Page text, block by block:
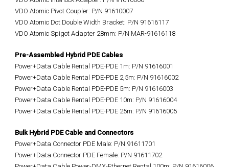
VDO Atomic Pivot Coupler: P/N 91610007
VDO Atomic Dot Double Width Bracket: P/N 91616117
VDO Atomic Spigot Adapter 28mm: P/N MAR-91616118
Pre-Assembled Hybrid PDE Cables
Power+Data Cable Rental PDE-PDE 1m: P/N 91616001
Power+Data Cable Rental PDE-PDE 2,5m: P/N 91616002
Power+Data Cable Rental PDE-PDE 5m: P/N 91616003
Power+Data Cable Rental PDE-PDE 10m: P/N 91616004
Power+Data Cable Rental PDE-PDE 25m: P/N 91616005
Bulk Hybrid PDE Cable and Connectors
Power+Data Connector PDE Male: P/N 91611701
Power+Data Connector PDE Female: P/N 91611702